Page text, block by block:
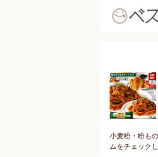
小麦粉・粉も
ムをチェック